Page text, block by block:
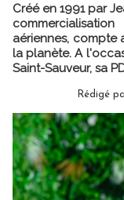
Créé en 1991 par
aériennes, compte
la planète. A
Saint-Sauveur, sa
Rédigé